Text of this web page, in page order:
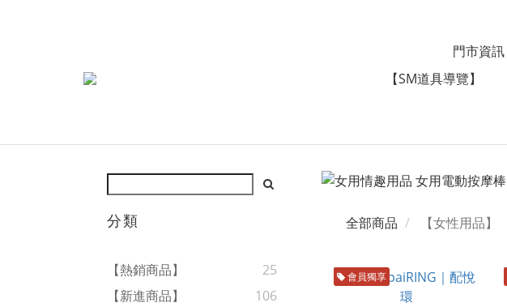
門市資訊
【SM道具導覽】
分類
【熱銷商品】
25
【新進商品】
106
全部商品 【女性用品】
會員獨享